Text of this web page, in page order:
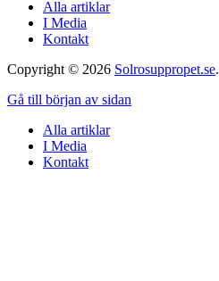
Alla artiklar
I Media
Kontakt
Copyright © 2026 Solrosuppropet.se.
Gå till början av sidan
Alla artiklar
I Media
Kontakt